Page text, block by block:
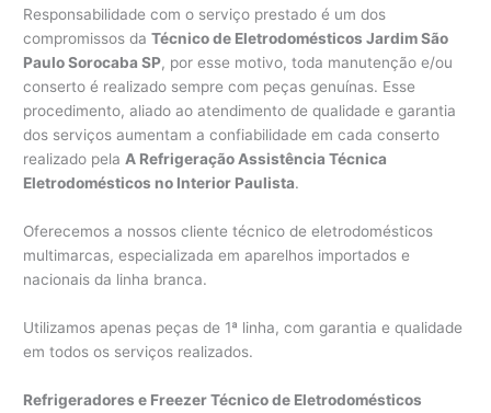
Responsabilidade com o serviço prestado é um dos
compromissos daTécnico de Eletrodomésticos Jardim São
Paulo Sorocaba SP, por esse motivo, toda manutenção e/ou
conserto é realizado sempre com peças genuínas. Esse
procedimento, aliado ao atendimento de qualidade e garantia
dos serviços aumentam a confiabilidade em cada conserto
realizado pela A Refrigeração Assistência Técnica
Eletrodomésticos no Interior Paulista.
Oferecemos a nossos cliente técnico de eletrodomésticos
multimarcas, especializada em aparelhos importados e
nacionais da linha branca.
Utilizamos apenas peças de 1ª linha, com garantia e qualidade
em todos os serviços realizados.
Refrigeradores e Freezer Técnico de Eletrodomésticos